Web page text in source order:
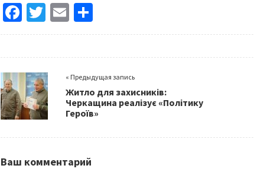
Fa
ce
o
o
k
T
wi
er
E
m
l
h
« Предыдущая запись
Житло для захисників:
Черкащина реалізує «Політику
Героїв»
Ваш комментарий